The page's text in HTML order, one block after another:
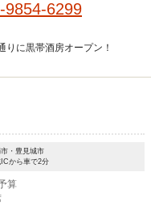
9854-6299
に黒帯酒房オープン！
・豊見城市
から車で2分
算